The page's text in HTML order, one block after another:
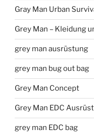
Gray Man Urban
Grey Man – Kleidung
grey man ausrüstung
grey man bug out bag
Grey Man Concept
Grey Man EDC
grey man EDC bag